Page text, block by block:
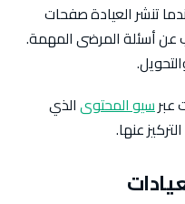
تنشر العيادة صفحات
عن أسئلة المرضى المهمة.
عبرسيو المحتوىالذي
عنها.